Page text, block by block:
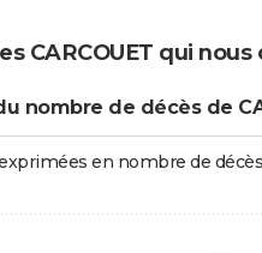
CARCOUET qui
nombre de décès de
en nombre de